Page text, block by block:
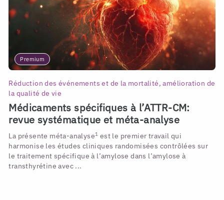
Premium
Réduction des événements et de la mortalité, amélioration de
la qualité de vie
Médicaments spécifiques à l’ATTR-CM:
revue systématique et méta-analyse
La présente méta-analyse1 est le premier travail qui
harmonise les études cliniques randomisées contrôlées sur
le traitement spécifique à l’amylose dans l’amylose à
transthyrétine avec ...